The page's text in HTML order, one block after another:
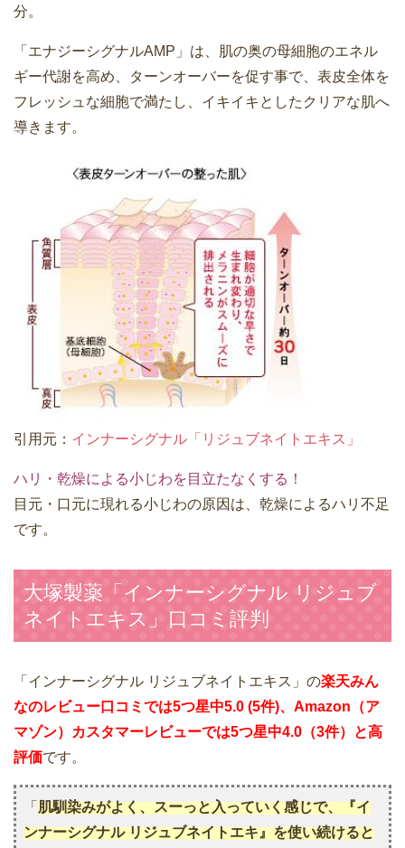
分。
「エナジーシグナルAMP」は、肌の奥の母細胞のエネル
ギー代謝を高め、ターンオーバーを促す事で、表皮全体を
フレッシュな細胞で満たし、イキイキとしたクリアな肌へ
導きます。
引用元： インナーシグナル「リジュブネイトエキス」
ハリ・乾燥による小じわを目立たなくする！
目元・口元に現れる小じわの原因は、乾燥によるハリ不足
です。
大塚製薬「インナーシグナル リジュブ
ネイトエキス」口コミ評判
「インナーシグナル リジュブネイトエキス」の楽天みん
なのレビュー口コミでは5つ星中5.0 (5件)、Amazon（ア
マゾン）カスタマーレビューでは5つ星中4.0（3件）と高
評価です。
「 肌馴染みがよく、スーっと入っていく感じで、『イ
ンナーシグナル リジュブネイトエキ』を使い続けると